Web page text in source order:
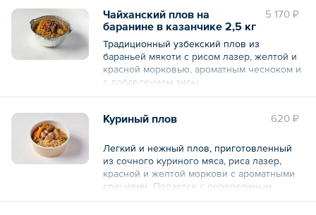
5 170 ₽
Чайханский плов на
баранине в казанчике 2,5 кг
Традиционный узбекский плов из
бараньей мякоти с рисом лазер, желтой и
красной морковью, ароматным чесноком и
с добавлением зиры.
620 ₽
Куриный плов
Легкий и нежный плов, приготовленный
из сочного куриного мяса, риса лазер,
красной и желтой моркови с ароматными
специями. Подается с перепелиным
яйцом.